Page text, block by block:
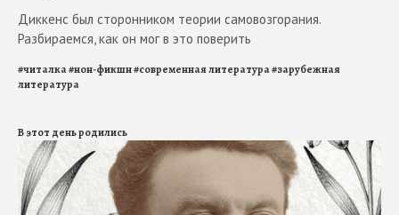
Диккенс был сторонником теории самовозгорания.
Разбираемся, как он мог в это поверить
#читалка#нон-фикшн#современная литература#зарубежная
литература
В этот день родились